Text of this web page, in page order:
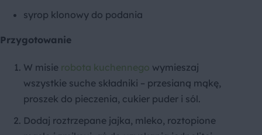
syrop klonowy do podania
Przygotowanie
W misie robota kuchennego wymieszaj
wszystkie suche składniki – przesianą mąkę,
proszek do pieczenia, cukier puder i sól.
Dodaj roztrzepane jajka, mleko, roztopione